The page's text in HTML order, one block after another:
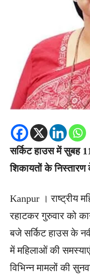
सर्किट हाउस में सुबह
शिकायतों के निस्तारण
Kanpur । राष्ट्रीय
रहाटकर गुरुवार को
बजे सर्किट हाउस के
में महिलाओं की
विभिन्न मामलों की